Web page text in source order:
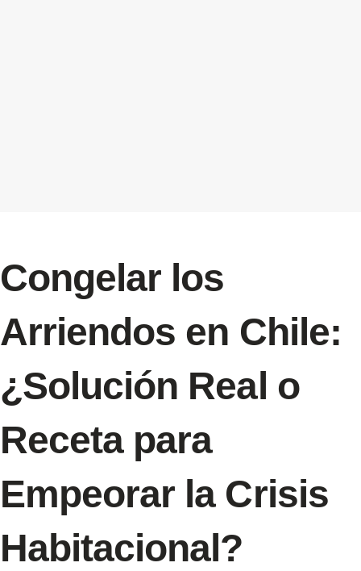
Congelar los
Arriendos en Chile:
¿Solución Real o
Receta para
Empeorar la Crisis
Habitacional?